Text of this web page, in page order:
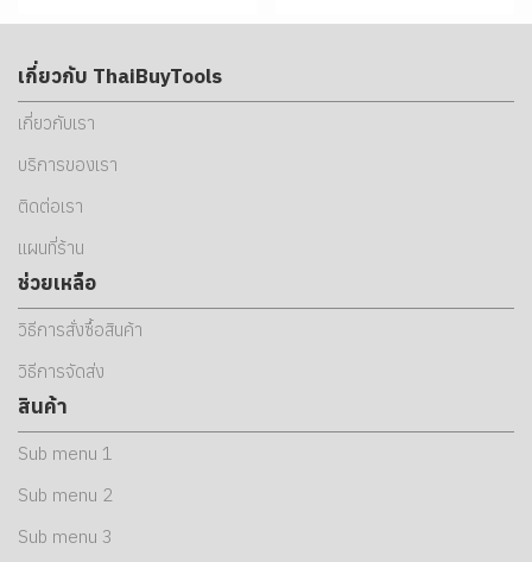
เกี่ยวกับ ThaiBuyTools
เกี่ยวกับเรา
บริการของเรา
ติดต่อเรา
แผนที่ร้าน
ช่วยเหลือ
วิธีการสั่งซื้อสินค้า
วิธีการจัดส่ง
สินค้า
Sub menu 1
Sub menu 2
Sub menu 3